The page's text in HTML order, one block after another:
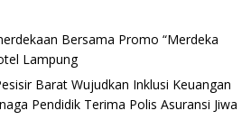
Bersama Promo “Merdeka
Lampung
Barat Wujudkan Inklusi Keuangan
Pendidik Terima Polis Asuransi Jiwa